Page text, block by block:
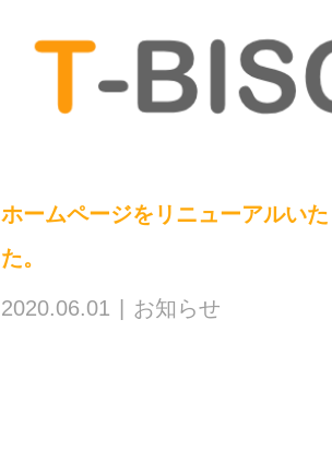
ホームページをリニューアルい
た。
2020.06.01 お知らせ